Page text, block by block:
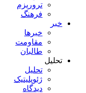
تروریزم
فرهنگ
خبر
خبر‌ها
مقاومت
طالبان
تحلیل
تحلیل
ژئوپلیتیک
دیدگاه